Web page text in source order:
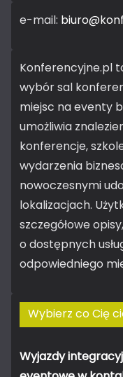
e-mail:
Konferencyjne.pl
wybór sal
miejsc na eventy
umożliwia
konferencje,
wydarzenia
nowoczesnymi
lokalizacjach.
szczegółowe
o dostępnych
odpowiedniego
Wybierz co Cię
Wyjazdy